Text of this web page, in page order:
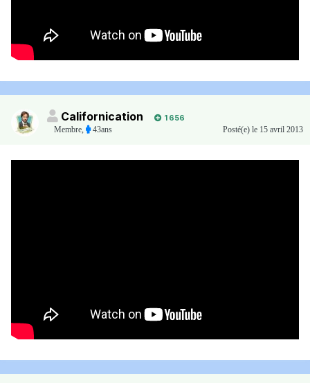
Californication
1 656
Membre, 43ans Posté(e) le 15 avril 2013